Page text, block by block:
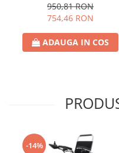
950,81 RON
754,46 RON
ADAUGA IN COS
-14%